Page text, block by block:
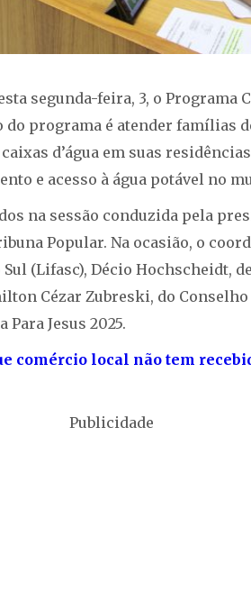
segunda-feira, 3, o Programa
do programa é atender famílias
d’água em suas
e acesso à água potável no
na sessão conduzida pela
Popular. Na ocasião, o
Sul (Lifasc), Décio Hochscheidt,
Cézar Zubreski, do
Jesus 2025.
comércio local não tem
Publicidade